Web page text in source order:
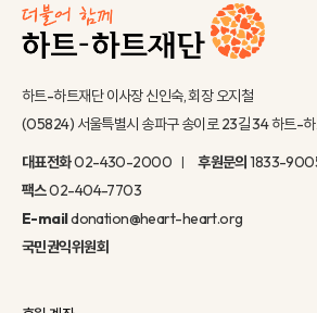
하트-하트재단 이사장 신인숙, 회장 오지철
(05824) 서울특별시 송파구 송이로 23길 34 하트-
대표전화02-430-2000 후원문의1833-
팩스02-404-7703
E-maildonation@heart-heart.org
국민권익위원회